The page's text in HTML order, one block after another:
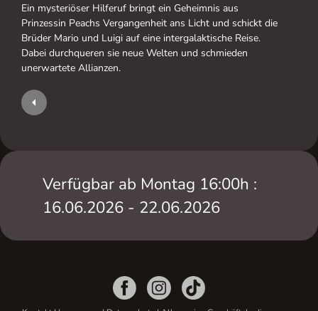
Ein mysteriöser Hilferuf bringt ein Geheimnis aus
Prinzessin Peachs Vergangenheit ans Licht und schickt die
Brüder Mario und Luigi auf eine intergalaktische Reise.
Dabei durchqueren sie neue Welten und schmieden
unerwartete Allianzen.
Verfügbar ab Montag 16:00h :
16.06.2026 - 22.06.2026